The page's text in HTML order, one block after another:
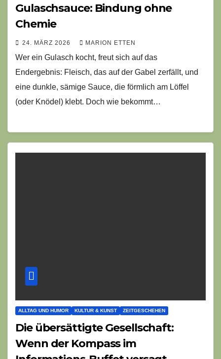
Gulaschsauce: Bindung ohne
Chemie
24. MÄRZ 2026 MARION ETTEN
Wer ein Gulasch kocht, freut sich auf das
Endergebnis: Fleisch, das auf der Gabel zerfällt, und
eine dunkle, sämige Sauce, die förmlich am Löffel
(oder Knödel) klebt. Doch wie bekommt…
ALLTAG UND HUMOR KULTUR & KUNST ZEITGESCHEHEN
Die übersättigte Gesellschaft:
Wenn der Kompass im